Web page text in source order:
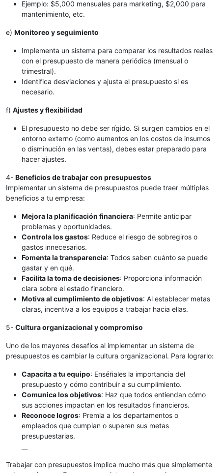
Ejemplo: $5,000 mensuales para marketing, $2,000 para
mantenimiento, etc.
e) Monitoreo y seguimiento
Implementa un sistema para comparar los resultados reales
con el presupuesto de manera periódica (mensual o
trimestral).
Identifica desviaciones y ajusta el presupuesto si es
necesario.
f) Ajustes y flexibilidad
El presupuesto no debe ser rígido. Si surgen cambios en el
entorno externo (como aumentos en los costos de insumos
o disminución en las ventas), debes estar preparado para
hacer ajustes.
4- Beneficios de trabajar con presupuestos
Implementar un sistema de presupuestos puede traer múltiples
beneficios a tu empresa:
Mejora la planificación financiera: Permite anticipar
problemas y oportunidades.
Controla los gastos: Reduce el riesgo de sobregiros o
gastos innecesarios.
Fomenta la transparencia: Todos saben cuánto se puede
gastar y en qué.
Facilita la toma de decisiones: Proporciona información
clara sobre el estado financiero.
Motiva al cumplimiento de objetivos: Al establecer metas
claras, incentiva a los equipos a trabajar hacia ellas.
5- Cultura organizacional y compromiso
Uno de los mayores desafíos al implementar un sistema de
presupuestos es cambiar la cultura organizacional. Para lograrlo:
Capacita a tu equipo: Enséñales la importancia del
presupuesto y cómo contribuir a su cumplimiento.
Comunica los objetivos: Haz que todos entiendan cómo
sus acciones impactan en los resultados financieros.
Reconoce logros: Premia a los departamentos o
empleados que cumplan o superen sus metas
presupuestarias.
Trabajar con presupuestos implica mucho más que simplemente